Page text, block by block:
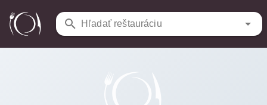
Hľadať reštauráciu
Reštaurácie / Barbar Bar & Street Food